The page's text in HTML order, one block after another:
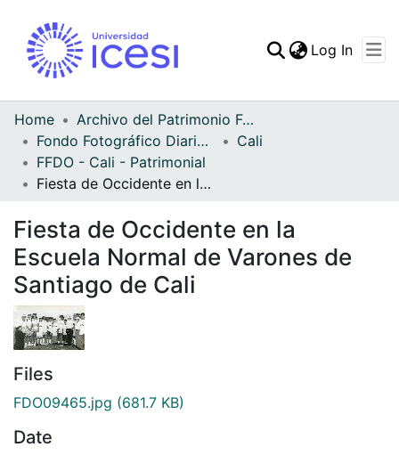
Statistics
Log In
Home
Archivo del Patrimonio Fotográfico y Fílmico del Valle del Cauca
Fondo Fotográfico Diario Occidente
Cali
FFDO - Cali - Patrimonial
Fiesta de Occidente en la Escuela Normal de Varones de Santiago de Cali
Fiesta de Occidente en la
Escuela Normal de Varones de
Santiago de Cali
Files
FDO09465.jpg (681.7 KB)
Date